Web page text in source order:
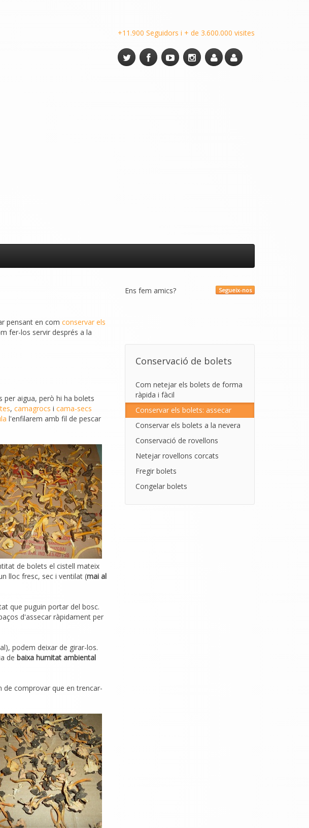
+11.900 Seguidors i + de 3.600.000 visites
pensant en com conservar els
fer-los servir després a la
per aigua, però hi ha bolets
, camagrocs i cama-secs
l'enfilarem amb fil de pescar
de bolets el cistell mateix
lloc fresc, sec i ventilat (mai al
que puguin portar del bosc.
d'assecar ràpidament per
podem deixar de girar-los.
de baixa humitat ambiental
de comprovar que en trencar-
Segueix-nos
Ens fem amics?
Conservació de bolets
Com netejar els bolets de forma
ràpida i fàcil
Conservar els bolets: assecar
Conservar els bolets a la nevera
Conservació de rovellons
Netejar rovellons corcats
Fregir bolets
Congelar bolets